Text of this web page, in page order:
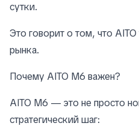
сутки.
Это говорит о том, что
рынка.
Почему AITO M6 важен?
AITO M6 — это не просто
стратегический шаг: